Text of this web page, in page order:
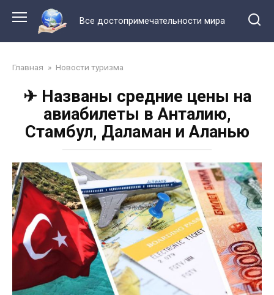
контенту
Все достопримечательности мира
Главная » Новости туризма
✈ Названы средние цены на
авиабилеты в Анталию,
Стамбул, Даламан и Аланью